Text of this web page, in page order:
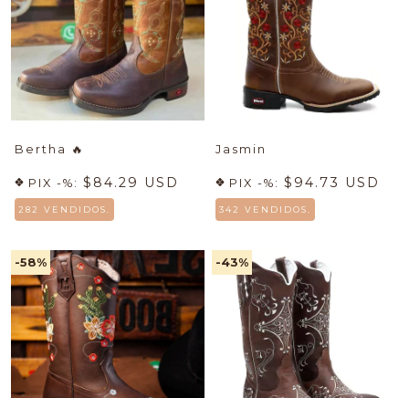
Bertha 🔥
PIX -%: $84.29 USD
282 VENDIDOS.
Jasmin
PIX -%: $94.73 USD
342 VENDIDOS.
-58% -43%